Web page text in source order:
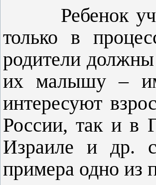
Ребенок
только в
родители
их малышу –
интересуют
России, так и
Израиле и др.
примера одно из